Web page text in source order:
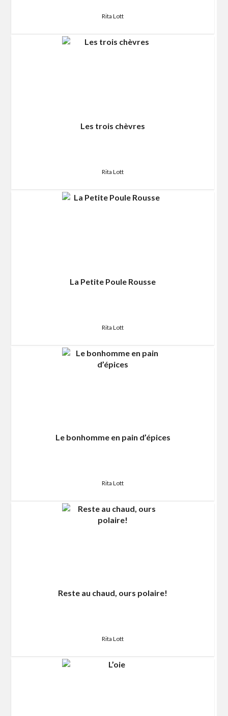
Rita Lott
Les trois chèvres
Rita Lott
La Petite Poule Rousse
Rita Lott
Le bonhomme en pain d’épices
Rita Lott
Reste au chaud, ours polaire!
Rita Lott